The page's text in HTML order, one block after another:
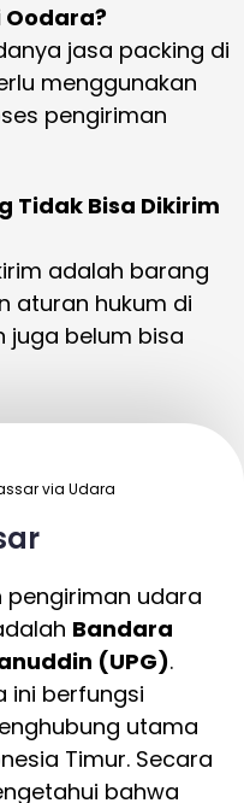
jasa packing di
menggunakan
pengiriman
Tidak Bisa Dikirim
adalah barang
aturan hukum di
juga belum bisa
via Udara
pengiriman udara
Bandara
(UPG).
ini berfungsi
utama
Timur. Secara
bahwa